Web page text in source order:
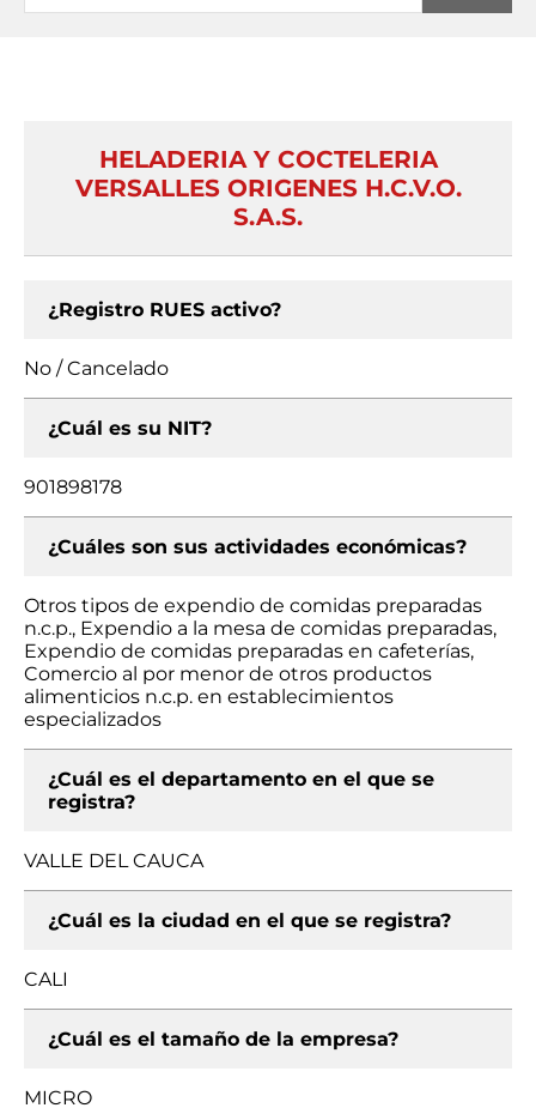
HELADERIA Y COCTELERIA
VERSALLES ORIGENES H.C.V.O.
S.A.S.
¿Registro RUES activo?
No / Cancelado
¿Cuál es su NIT?
901898178
¿Cuáles son sus actividades económicas?
Otros tipos de expendio de comidas preparadas
n.c.p., Expendio a la mesa de comidas preparadas,
Expendio de comidas preparadas en cafeterías,
Comercio al por menor de otros productos
alimenticios n.c.p. en establecimientos
especializados
¿Cuál es el departamento en el que se
registra?
VALLE DEL CAUCA
¿Cuál es la ciudad en el que se registra?
CALI
¿Cuál es el tamaño de la empresa?
MICRO